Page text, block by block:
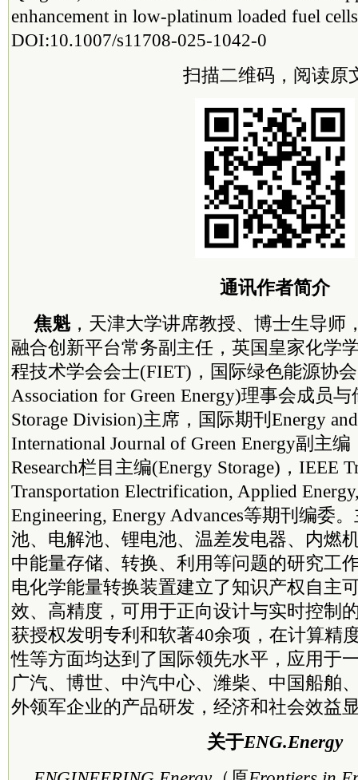
enhancement in low-platinum loaded fuel
DOI:10.1007/s11708-025-1042-0
扫描二维码，阅读原
通讯作者简介
焦魁，天津大学讲席教授、博士生导师
融合创新平台常务副主任，英国皇家化学
程技术学会会士(FIET)，国际绿色能源协
Association for Green Energy)理事会成员
Storage Division)主席 ，国际期刊Energy
International Journal of Green Energy副主
Research栏目主编(Energy Storage)，IEEE
Transportation Electrification, Applied
Engineering, Energy Advances等期刊编委
池、电解池、锂电池、温差发电器、内燃
中能量存储、转换、利用等问题的研究工
电化学能量转换装置建立了知识产权自主
效、高精度，可用于正向设计与实时控制
获授权发明专利和软著40余项，在计算精
性等方面均达到了国际领先水平，应用于
广汽、博世、中汽中心、潍柴、中国船舶
外领军企业的产品研发，经济和社会效益
关于ENG.Energy